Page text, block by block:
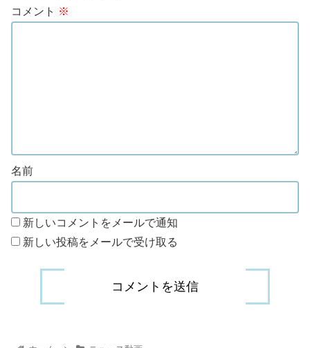
コメント ※
名前
新しいコメントをメールで通知
新しい投稿をメールで受け取る